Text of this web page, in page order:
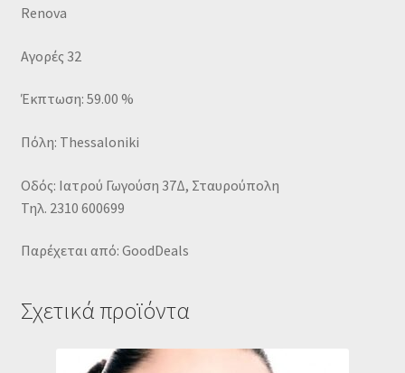
Renova
Αγορές 32
Έκπτωση: 59.00 %
Πόλη: Thessaloniki
Οδός: Ιατρού Γωγούση 37Δ, Σταυρούπολη
Τηλ. 2310 600699
Παρέχεται από: GoodDeals
Σχετικά προϊόντα